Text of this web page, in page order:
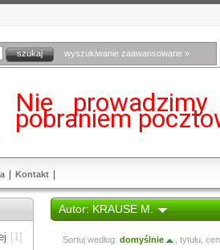
wyszukiwanie zaawansowane »
Nie
pobraniem
Kontakt
[1]
Autor: KRAUSE M.
Sortuj według: domyślnie tytułu,